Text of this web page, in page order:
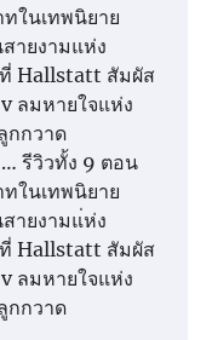
ในเทพนิยาย
ายงามแห่ง
ที่ Hallstatt สัมผัส
ลมหายใจแห่ง
กกวาด
รีวิวทั้ง 9 ตอน
ในเทพนิยาย
ายงามแ่ห่ง
ที่ Hallstatt สัมผัส
ลมหายใจแห่ง
กกวาด